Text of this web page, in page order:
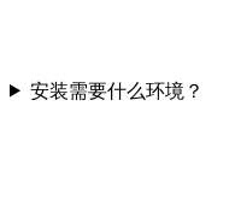
安装需要什么环境？